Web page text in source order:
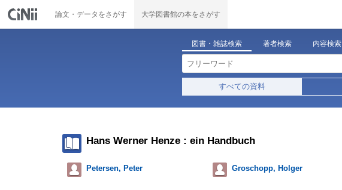
論文・データをさがす 大学図書館の本をさがす
図書・雑誌検索 著者検索 内容検索
すべての資料
Hans Werner Henze : ein Handbuch
Petersen, Peter Groschopp, Holger